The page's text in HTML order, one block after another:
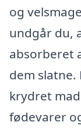
og
undgår du,
absorberet
dem
krydret
fødevarer